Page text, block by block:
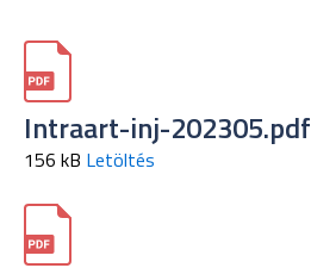
Intraart-inj-202305.pdf
156 kB Letöltés